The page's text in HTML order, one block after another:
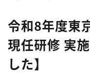
令和8年度東
現任研修 実
した】